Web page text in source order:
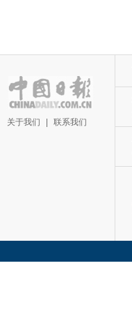
关于我们 联系我们